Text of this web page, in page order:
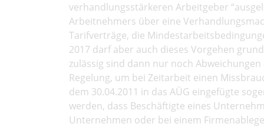
verhandlungsstärkeren Arbeitgeber
Arbeitnehmers über eine
Tarifverträge, die
2017 darf aber auch dieses Vorgehen
zulässig sind dann nur noch
Regelung, um bei Zeitarbeit einen
dem 30.04.2011 in das AÜG eingefügte
werden, dass Beschäftigte eines
Unternehmen oder bei einem